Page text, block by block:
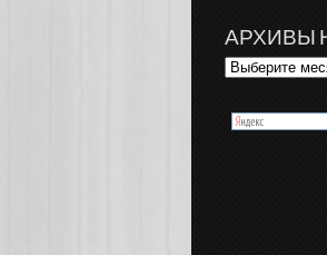
АРХИВЫ